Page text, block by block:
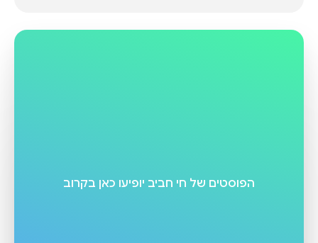
הפוסטים של חי חביב יופיעו כאן בקרוב